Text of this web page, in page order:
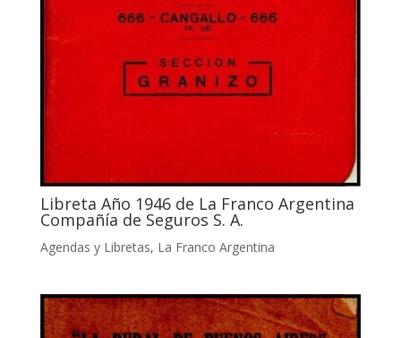
Libreta Año 1946 de La Franco Argentina
Compañía de Seguros S. A.
Agendas y Libretas, La Franco Argentina